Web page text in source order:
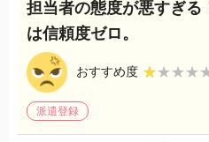
担当者の態度が悪すぎる
は信頼度ゼロ。
おすすめ度
派遣登録